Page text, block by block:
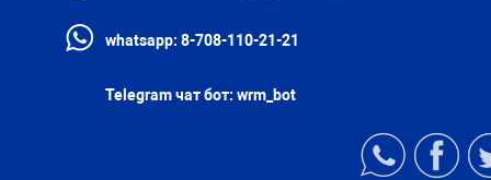
whatsapp: 8-708-110-21-21
Telegram чат бот: wrm_bot